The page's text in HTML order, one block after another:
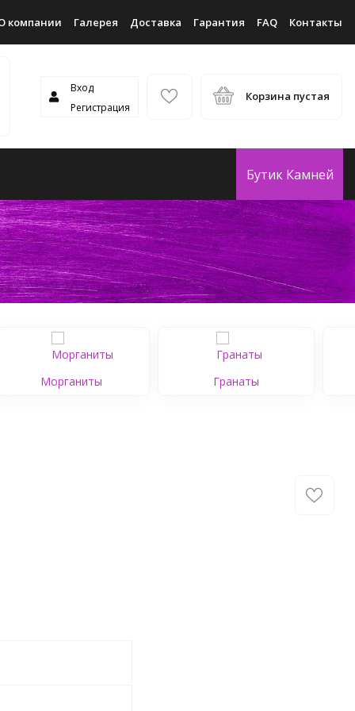
компании Галерея Доставка Гарантия FAQ Контакты
Вход
Регистрация
Корзина пустая
Бутик Камней
Морганиты Гранаты